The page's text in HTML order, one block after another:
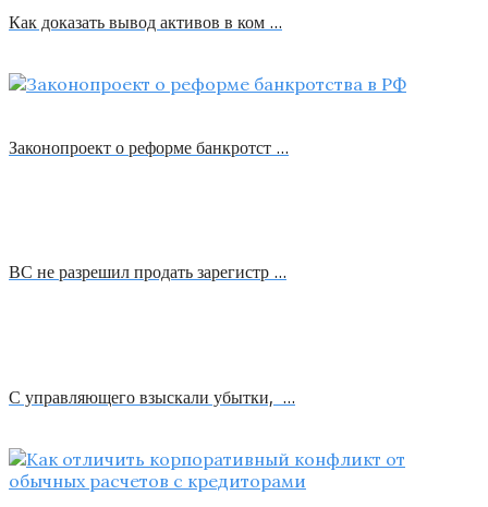
Как доказать вывод активов в ком …
Законопроект о реформе банкротст …
ВС не разрешил продать зарегистр …
С управляющего взыскали убытки, …